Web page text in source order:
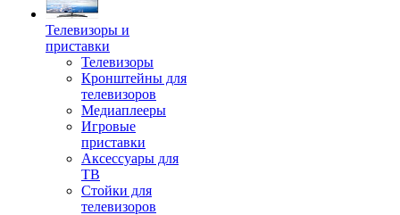
Телевизоры и
приставки
Телевизоры
Кронштейны для
телевизоров
Медиаплееры
Игровые
приставки
Аксессуары для
ТВ
Стойки для
телевизоров